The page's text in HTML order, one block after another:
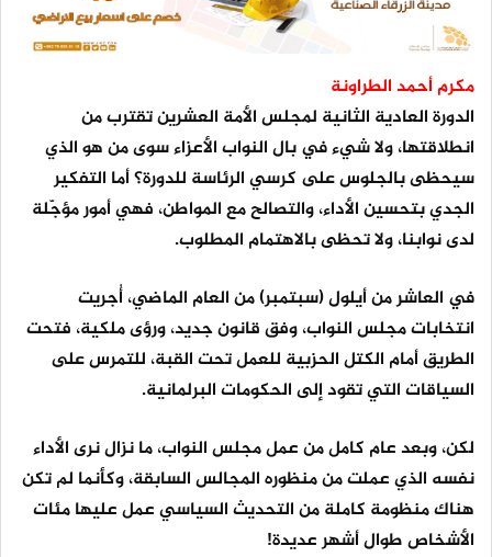
مكرم أحمد الطراونة
الدورة العادية الثانية لمجلس الأمة العشرين تقترب من
انطلاقتها، ولا شيء في بال النواب الأعزاء سوى من هو الذي
سيحظى بالجلوس على كرسي الرئاسة للدورة؟ أما التفكير
الجدي بتحسين الأداء، والتصالح مع المواطن، فهي أمور مؤجّلة
لدى نوابنا، ولا تحظى بالاهتمام المطلوب.
في العاشر من أيلول (سبتمبر) من العام الماضي، أُجريت
انتخابات مجلس النواب، وفق قانون جديد، ورؤى ملكية، فتحت
الطريق أمام الكتل الحزبية للعمل تحت القبة، للتمرس على
السياقات التي تقود إلى الحكومات البرلمانية.
لكن، وبعد عام كامل من عمل مجلس النواب، ما نزال نرى الأداء
نفسه الذي عملت من منظوره المجالس السابقة، وكأنما لم تكن
هناك منظومة كاملة من التحديث السياسي عمل عليها مئات
الأشخاص طوال أشهر عديدة!